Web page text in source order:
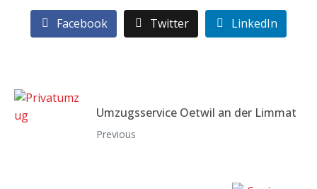
Facebook Twitter LinkedIn
Umzugsservice Oetwil an der Limmat
Previous